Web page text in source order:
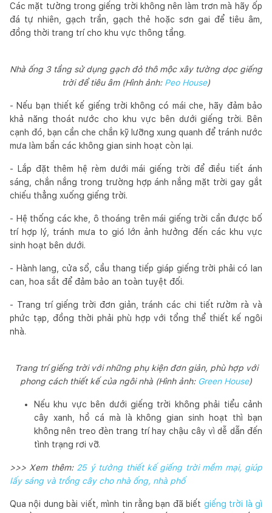
Các mặt tường trong giếng trời không nên làm trơn mà hãy ốp
đá tự nhiên, gạch trần, gạch thẻ hoặc sơn gai để tiêu âm,
đồng thời trang trí cho khu vực thông tầng.
Nhà ống 3 tầng sử dụng gạch đỏ thô mộc xây tường dọc giếng
trời để tiêu âm (Hình ảnh: Peo House)
- Nếu bạn thiết kế giếng trời không có mái che, hãy đảm bảo
khả năng thoát nước cho khu vực bên dưới giếng trời. Bên
cạnh đó, bạn cần che chắn kỹ lưỡng xung quanh để tránh nước
mưa làm bẩn các không gian sinh hoạt còn lại.
- Lắp đặt thêm hệ rèm dưới mái giếng trời để điều tiết ánh
sáng, chắn nắng trong trường hợp ánh nắng mặt trời gay gắt
chiếu thẳng xuống giếng trời.
- Hệ thống các khe, ô thoáng trên mái giếng trời cần được bố
trí hợp lý, tránh mưa to gió lớn ảnh hưởng đến các khu vực
sinh hoạt bên dưới.
- Hành lang, cửa sổ, cầu thang tiếp giáp giếng trời phải có lan
can, hoa sắt để đảm bảo an toàn tuyệt đối.
- Trang trí giếng trời đơn giản, tránh các chi tiết rườm rà và
phức tạp, đồng thời phải phù hợp với tổng thể thiết kế ngôi
nhà.
Trang trí giếng trời với những phụ kiện đơn giản, phù hợp với
phong cách thiết kế của ngôi nhà (Hình ảnh: Green House)
Nếu khu vực bên dưới giếng trời không phải tiểu cảnh
cây xanh, hồ cá mà là không gian sinh hoạt thì bạn
không nên treo đèn trang trí hay chậu cây vì dễ dẫn đến
tình trạng rơi vỡ.
>>> Xem thêm: 25 ý tưởng thiết kế giếng trời mềm mại, giúp
lấy sáng và trồng cây cho nhà ống, nhà phố
Qua nội dung bài viết, mình tin rằng bạn đã biết giếng trời là gì